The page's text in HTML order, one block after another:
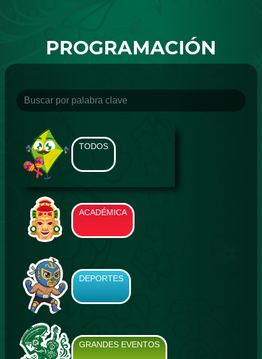
PROGRAMACIÓN
TODOS
ACADÉMICA
DEPORTES
GRANDES EVENTOS